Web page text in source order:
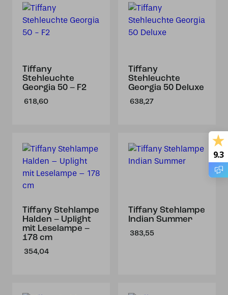
Tiffany
Stehleuchte
Georgia 50 – F2
618,60
Tiffany
Stehleuchte
Georgia 50 Deluxe
638,27
Tiffany Stehlampe
Halden – Uplight
mit Leselampe –
178 cm
354,04
Tiffany Stehlampe
Indian Summer
383,55
9.3